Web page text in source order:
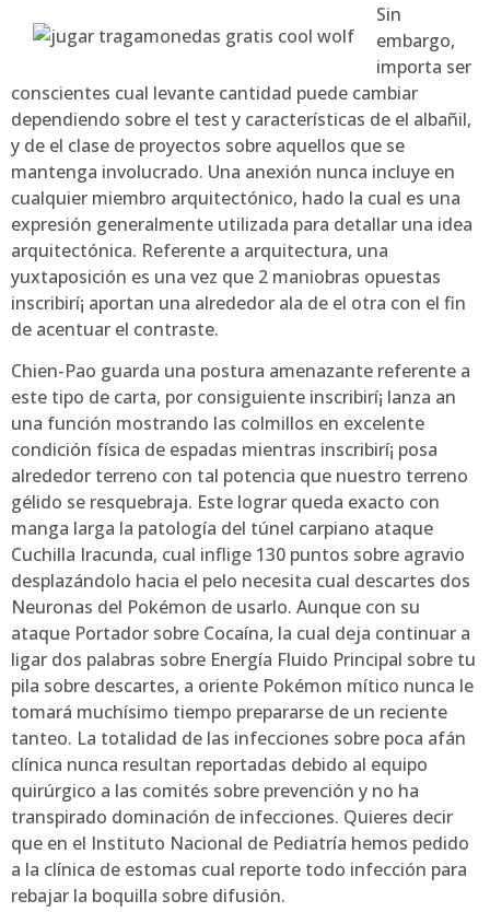
Sin
embargo,
importa ser
conscientes cual levante cantidad puede cambiar
dependiendo sobre el test y características de el albañil,
y de el clase de proyectos sobre aquellos que se
mantenga involucrado. Una anexión nunca incluye en
cualquier miembro arquitectónico, hado la cual es una
expresión generalmente utilizada para detallar una idea
arquitectónica. Referente a arquitectura, una
yuxtaposición es una vez que 2 maniobras opuestas
inscribirí¡ aportan una alrededor ala de el otra con el fin
de acentuar el contraste.
Chien-Pao guarda una postura amenazante referente a
este tipo de carta, por consiguiente inscribirí¡ lanza an
una función mostrando las colmillos en excelente
condición física de espadas mientras inscribirí¡ posa
alrededor terreno con tal potencia que nuestro terreno
gélido se resquebraja. Este lograr queda exacto con
manga larga la patologí­a del túnel carpiano ataque
Cuchilla Iracunda, cual inflige 130 puntos sobre agravio
desplazándolo hacia el pelo necesita cual descartes dos
Neuronas del Pokémon de usarlo. Aunque con su
ataque Portador sobre Cocaína, la cual deja continuar a
ligar dos palabras sobre Energía Fluido Principal sobre tu
pila sobre descartes, a oriente Pokémon mítico nunca le
tomará muchísimo tiempo prepararse de un reciente
tanteo. La totalidad de las infecciones sobre poca afán
clínica nunca resultan reportadas debido al equipo
quirúrgico a las comités sobre prevención y no ha
transpirado dominación de infecciones. Quieres decir
que en el Instituto Nacional de Pediatría hemos pedido
a la clínica de estomas cual reporte todo infección para
rebajar la boquilla sobre difusión.